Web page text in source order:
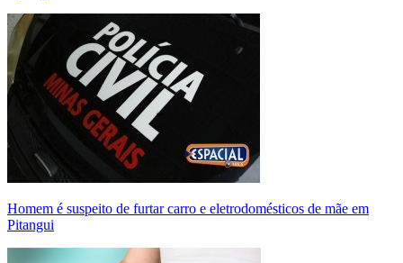
Homem é suspeito de furtar carro e eletrodomésticos de mãe em
Pitangui